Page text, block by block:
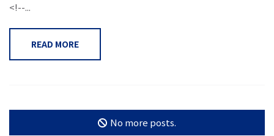
<!--...
READ MORE
No more posts.